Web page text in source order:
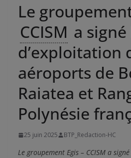
Le
CCISM a
d’exploitation
aéroports de
Raiatea et
Polynésie
25 juin 2025 BTP_Redaction-HC
Le groupement Egis – CCISM a